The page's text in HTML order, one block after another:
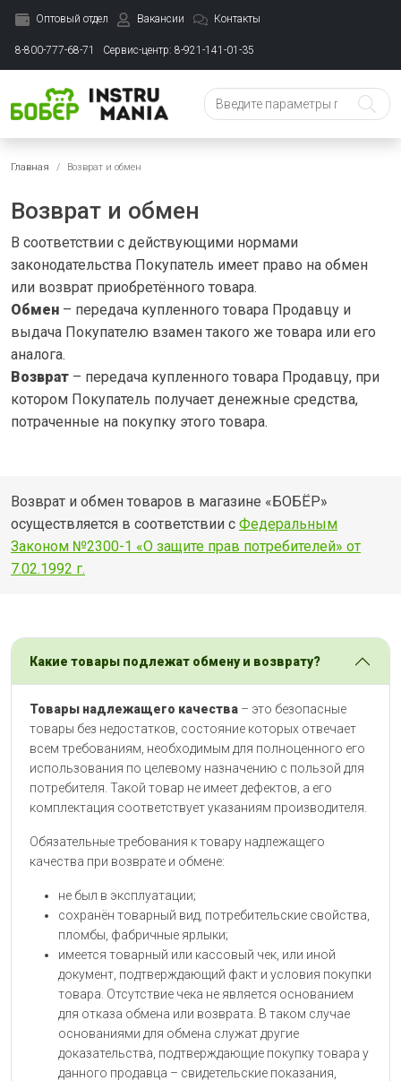
Оптовый отдел Вакансии Контакты
8-800-777-68-71 Сервис-центр: 8-921-141-01-35
Главная Возврат и обмен
Возврат и обмен
В соответствии с действующими нормами
законодательства Покупатель имеет право на обмен
или возврат приобретённого товара.
Обмен – передача купленного товара Продавцу и
выдача Покупателю взамен такого же товара или его
аналога.
Возврат – передача купленного товара Продавцу, при
котором Покупатель получает денежные средства,
потраченные на покупку этого товара.
Возврат и обмен товаров в магазине «БОБЁР»
осуществляется в соответствии с Федеральным
Законом №2300-1 «О защите прав потребителей» от
7.02.1992 г.
Какие товары подлежат обмену и возврату?
Товары надлежащего качества – это безопасные
товары без недостатков, состояние которых отвечает
всем требованиям, необходимым для полноценного его
использования по целевому назначению с пользой для
потребителя. Такой товар не имеет дефектов, а его
комплектация соответствует указаниям производителя.
Обязательные требования к товару надлежащего
качества при возврате и обмене:
не был в эксплуатации;
сохранён товарный вид, потребительские свойства,
пломбы, фабричные ярлыки;
имеется товарный или кассовый чек, или иной
документ, подтверждающий факт и условия покупки
товара. Отсутствие чека не является основанием
для отказа обмена или возврата. В таком случае
основаниями для обмена служат другие
доказательства, подтверждающие покупку товара у
данного продавца – свидетельские показания,